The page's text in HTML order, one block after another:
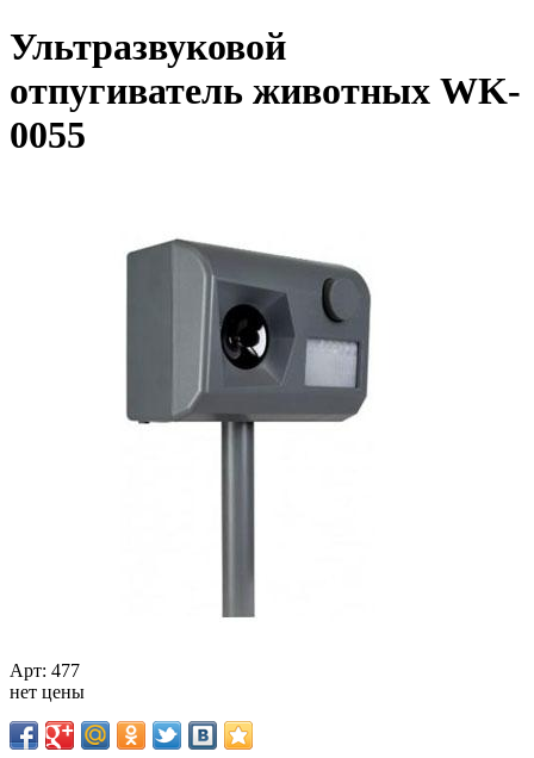
Ультразвуковой
отпугиватель животных WK-
0055
Арт: 477
нет цены